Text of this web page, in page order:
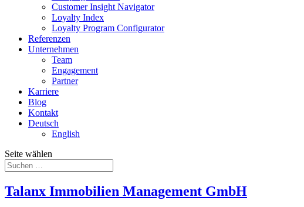
Customer Insight Navigator
Loyalty Index
Loyalty Program Configurator
Referenzen
Unternehmen
Team
Engagement
Partner
Karriere
Blog
Kontakt
Deutsch
English
Seite wählen
Talanx Immobilien Management GmbH